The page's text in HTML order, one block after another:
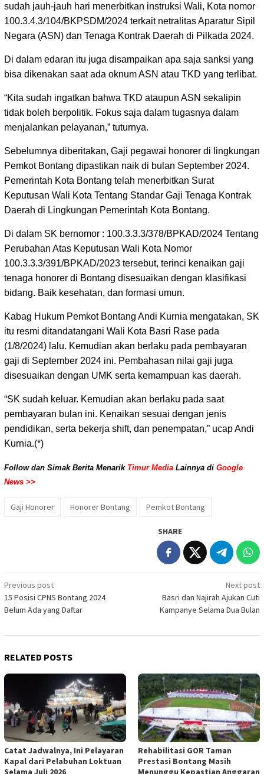
sudah jauh-jauh hari menerbitkan instruksi Wali, Kota nomor
100.3.4.3/104/BKPSDM/2024 terkait netralitas Aparatur Sipil
Negara (ASN) dan Tenaga Kontrak Daerah di Pilkada 2024.
Di dalam edaran itu juga disampaikan apa saja sanksi yang
bisa dikenakan saat ada oknum ASN atau TKD yang terlibat.
“Kita sudah ingatkan bahwa TKD ataupun ASN sekalipin
tidak boleh berpolitik. Fokus saja dalam tugasnya dalam
menjalankan pelayanan,” tuturnya.
Sebelumnya diberitakan, Gaji pegawai honorer di lingkungan
Pemkot Bontang dipastikan naik di bulan September 2024.
Pemerintah Kota Bontang telah menerbitkan Surat
Keputusan Wali Kota Tentang Standar Gaji Tenaga Kontrak
Daerah di Lingkungan Pemerintah Kota Bontang.
Di dalam SK bernomor : 100.3.3.3/378/BPKAD/2024 Tentang
Perubahan Atas Keputusan Wali Kota Nomor
100.3.3.3/391/BPKAD/2023 tersebut, terinci kenaikan gaji
tenaga honorer di Bontang disesuaikan dengan klasifikasi
bidang. Baik kesehatan, dan formasi umun.
Kabag Hukum Pemkot Bontang Andi Kurnia mengatakan, SK
itu resmi ditandatangani Wali Kota Basri Rase pada
(1/8/2024) lalu. Kemudian akan berlaku pada pembayaran
gaji di September 2024 ini. Pembahasan nilai gaji juga
disesuaikan dengan UMK serta kemampuan kas daerah.
“SK sudah keluar. Kemudian akan berlaku pada saat
pembayaran bulan ini. Kenaikan sesuai dengan jenis
pendidikan, serta bekerja shift, dan penempatan,” ucap Andi
Kurnia.(*)
Follow dan Simak Berita Menarik Timur Media Lainnya di Google
News >>
Gaji Honorer Honorer Bontang Pemkot Bontang
SHARE
Post
navigation
Previous post
15 Posisi CPNS Bontang 2024
Belum Ada yang Daftar
Next post
Basri dan Najirah Ajukan Cuti
Kampanye Selama Dua Bulan
RELATED POSTS
Catat Jadwalnya, Ini Pelayaran
Kapal dari Pelabuhan Loktuan
Selama Juli 2026
Rehabilitasi GOR Taman
Prestasi Bontang Masih
Menunggu Kepastian Anggaran